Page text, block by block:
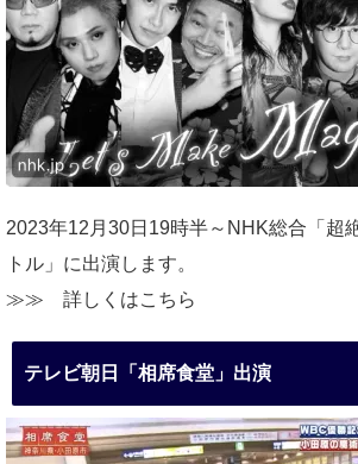
2023年12月30日19時半～NHK総合「超
トル」に出演します。
≫≫ 詳しくはこちら
テレビ朝日「相席食堂」出演